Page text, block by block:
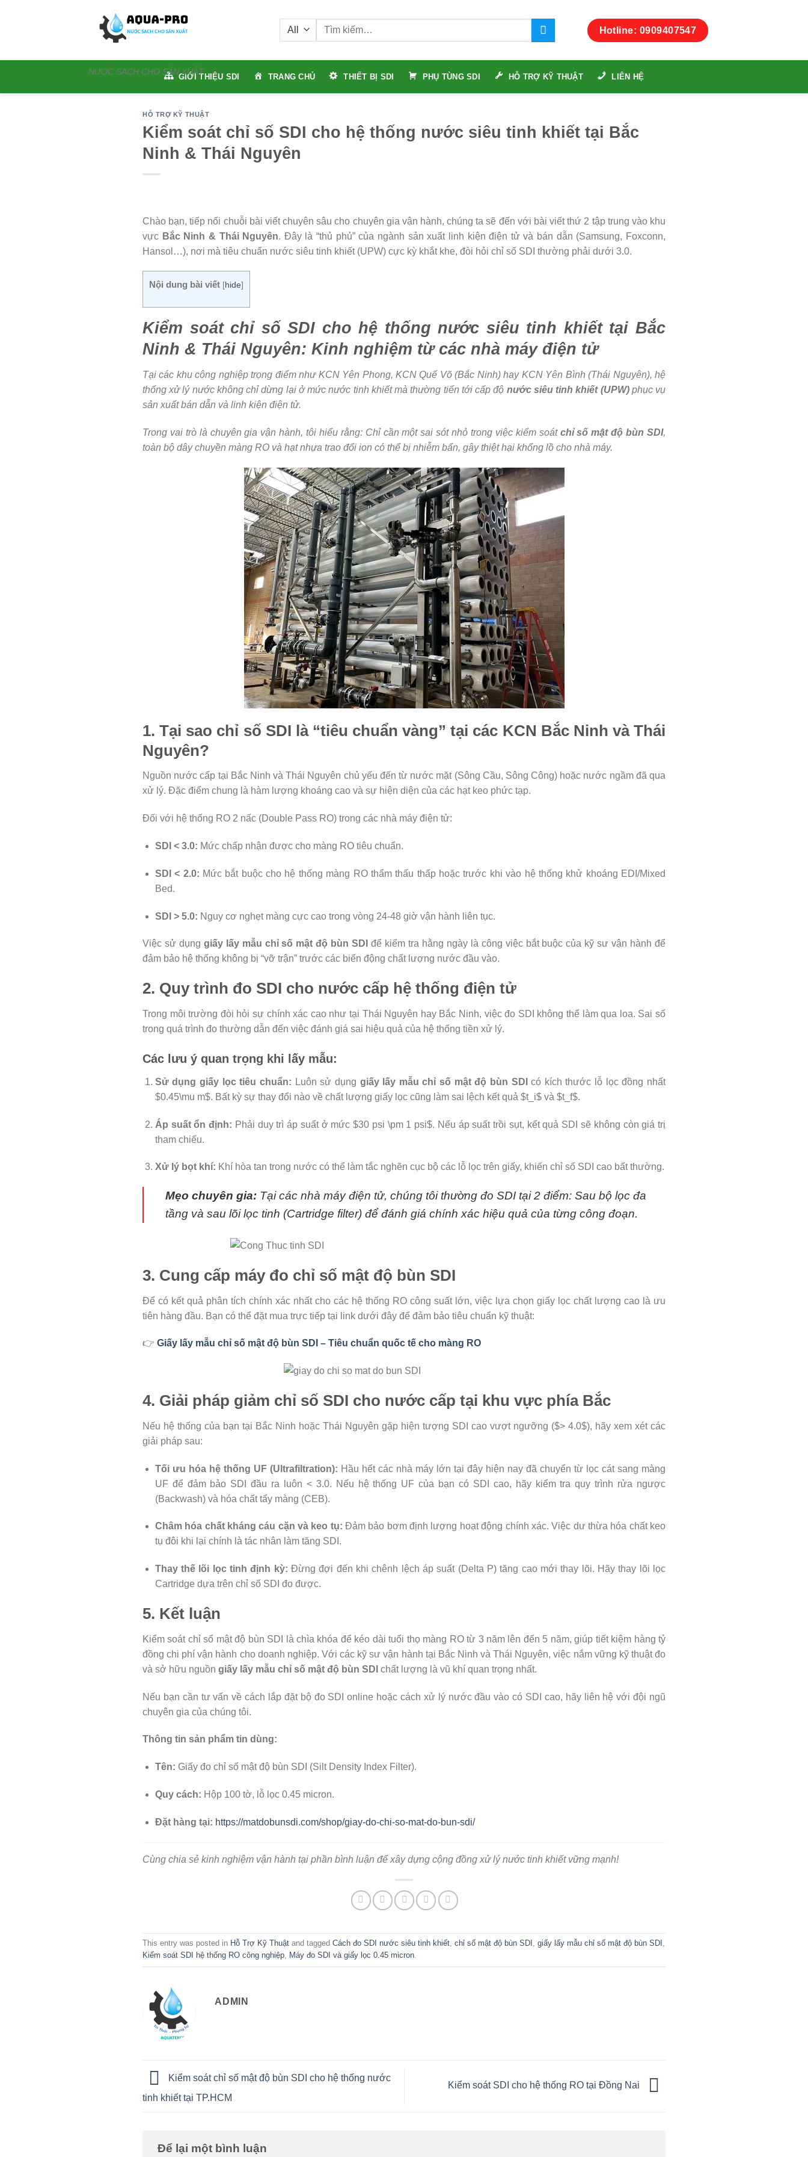
NƯỚC SẠCH CHO SẢN XUẤT
Tìm
Hotline: 0909407547
GIỚI THIỆU SDI TRANG CHỦ THIẾT BỊ SDI PHỤ TÙNG SDI HỖ TRỢ KỸ THUẬT LIÊN HỆ
HỖ TRỢ KỸ THUẬT
Kiểm soát chỉ số SDI cho hệ thống nước siêu tinh khiết tại Bắc
Ninh & Thái Nguyên
Chào bạn, tiếp nối chuỗi bài viết chuyên sâu cho chuyên gia vận hành, chúng ta sẽ đến với bài viết thứ 2 tập trung vào khu
vực Bắc Ninh & Thái Nguyên. Đây là “thủ phủ” của ngành sản xuất linh kiện điện tử và bán dẫn (Samsung, Foxconn,
Hansol…), nơi mà tiêu chuẩn nước siêu tinh khiết (UPW) cực kỳ khắt khe, đòi hỏi chỉ số SDI thường phải dưới 3.0.
Nội dung bài viết [hide]
Kiểm soát chỉ số SDI cho hệ thống nước siêu tinh khiết tại Bắc
Ninh & Thái Nguyên: Kinh nghiệm từ các nhà máy điện tử
Tại các khu công nghiệp trọng điểm như KCN Yên Phong, KCN Quế Võ (Bắc Ninh) hay KCN Yên Bình (Thái Nguyên), hệ
thống xử lý nước không chỉ dừng lại ở mức nước tinh khiết mà thường tiến tới cấp độ nước siêu tinh khiết (UPW)phục vụ
sản xuất bán dẫn và linh kiện điện tử.
Trong vai trò là chuyên gia vận hành, tôi hiểu rằng: Chỉ cần một sai sót nhỏ trong việc kiểm soát chỉ số mật độ bùn SDI,
toàn bộ dây chuyền màng RO và hạt nhựa trao đổi ion có thể bị nhiễm bẩn, gây thiệt hại khổng lồ cho nhà máy.
1. Tại sao chỉ số SDI là “tiêu chuẩn vàng” tại các KCN Bắc Ninh và Thái
Nguyên?
Nguồn nước cấp tại Bắc Ninh và Thái Nguyên chủ yếu đến từ nước mặt (Sông Cầu, Sông Công) hoặc nước ngầm đã qua
xử lý. Đặc điểm chung là hàm lượng khoáng cao và sự hiện diện của các hạt keo phức tạp.
Đối với hệ thống RO 2 nấc (Double Pass RO) trong các nhà máy điện tử:
SDI < 3.0: Mức chấp nhận được cho màng RO tiêu chuẩn.
SDI < 2.0: Mức bắt buộc cho hệ thống màng RO thẩm thấu thấp hoặc trước khi vào hệ thống khử khoáng EDI/Mixed
Bed.
SDI > 5.0: Nguy cơ nghẹt màng cực cao trong vòng 24-48 giờ vận hành liên tục.
Việc sử dụng giấy lấy mẫu chỉ số mật độ bùn SDI để kiểm tra hằng ngày là công việc bắt buộc của kỹ sư vận hành để
đảm bảo hệ thống không bị “vỡ trận” trước các biến động chất lượng nước đầu vào.
2. Quy trình đo SDI cho nước cấp hệ thống điện tử
Trong môi trường đòi hỏi sự chính xác cao như tại Thái Nguyên hay Bắc Ninh, việc đo SDI không thể làm qua loa. Sai số
trong quá trình đo thường dẫn đến việc đánh giá sai hiệu quả của hệ thống tiền xử lý.
Các lưu ý quan trọng khi lấy mẫu:
Sử dụng giấy lọc tiêu chuẩn: Luôn sử dụng giấy lấy mẫu chỉ số mật độ bùn SDI có kích thước lỗ lọc đồng nhất
$0.45\mu m$. Bất kỳ sự thay đổi nào về chất lượng giấy lọc cũng làm sai lệch kết quả $t_i$và $t_f$.
Áp suất ổn định: Phải duy trì áp suất ở mức$30 psi \pm 1 psi$. Nếu áp suất trồi sụt, kết quả SDI sẽ không còn giá trị
tham chiếu.
Xử lý bọt khí: Khí hòa tan trong nước có thể làm tắc nghẽn cục bộ các lỗ lọc trên giấy, khiến chỉ số SDI cao bất thường.
Mẹo chuyên gia: Tại các nhà máy điện tử, chúng tôi thường đo SDI tại 2 điểm: Sau bộ lọc đa
tầng và sau lõi lọc tinh (Cartridge filter) để đánh giá chính xác hiệu quả của từng công đoạn.
3. Cung cấp máy đo chỉ số mật độ bùn SDI
Để có kết quả phân tích chính xác nhất cho các hệ thống RO công suất lớn, việc lựa chọn giấy lọc chất lượng cao là ưu
tiên hàng đầu. Bạn có thể đặt mua trực tiếp tại link dưới đây để đảm bảo tiêu chuẩn kỹ thuật:
👉 Giấy lấy mẫu chỉ số mật độ bùn SDI – Tiêu chuẩn quốc tế cho màng RO
4. Giải pháp giảm chỉ số SDI cho nước cấp tại khu vực phía Bắc
Nếu hệ thống của bạn tại Bắc Ninh hoặc Thái Nguyên gặp hiện tượng SDI cao vượt ngưỡng ($> 4.0$), hãy xem xét các
giải pháp sau:
Tối ưu hóa hệ thống UF (Ultrafiltration): Hầu hết các nhà máy lớn tại đây hiện nay đã chuyển từ lọc cát sang màng
UF để đảm bảo SDI đầu ra luôn < 3.0. Nếu hệ thống UF của bạn có SDI cao, hãy kiểm tra quy trình rửa ngược
(Backwash) và hóa chất tẩy màng (CEB).
Châm hóa chất kháng cáu cặn và keo tụ: Đảm bảo bơm định lượng hoạt động chính xác. Việc dư thừa hóa chất keo
tụ đôi khi lại chính là tác nhân làm tăng SDI.
Thay thế lõi lọc tinh định kỳ: Đừng đợi đến khi chênh lệch áp suất (Delta P) tăng cao mới thay lõi. Hãy thay lõi lọc
Cartridge dựa trên chỉ số SDI đo được.
5. Kết luận
Kiểm soát chỉ số mật độ bùn SDI là chìa khóa để kéo dài tuổi thọ màng RO từ 3 năm lên đến 5 năm, giúp tiết kiệm hàng tỷ
đồng chi phí vận hành cho doanh nghiệp. Với các kỹ sư vận hành tại Bắc Ninh và Thái Nguyên, việc nắm vững kỹ thuật đo
và sở hữu nguồn giấy lấy mẫu chỉ số mật độ bùn SDI chất lượng là vũ khí quan trọng nhất.
Nếu bạn cần tư vấn về cách lắp đặt bộ đo SDI online hoặc cách xử lý nước đầu vào có SDI cao, hãy liên hệ với đội ngũ
chuyên gia của chúng tôi.
Thông tin sản phẩm tin dùng:
Tên: Giấy đo chỉ số mật độ bùn SDI (Silt Density Index Filter).
Quy cách: Hộp 100 tờ, lỗ lọc 0.45 micron.
Đặt hàng tại: https://matdobunsdi.com/shop/giay-do-chi-so-mat-do-bun-sdi/
Cùng chia sẻ kinh nghiệm vận hành tại phần bình luận để xây dựng cộng đồng xử lý nước tinh khiết vững mạnh!
This entry was posted in Hỗ Trợ Kỹ Thuật and tagged Cách đo SDI nước siêu tinh khiết chỉ số mật độ bùn SDI giấy lấy mẫu chỉ số mật độ bùn SDI
Kiểm soát SDI hệ thống RO công nghiệp
Máy đo SDI và giấy lọc 0.45 micron
ADMIN
Kiểm soát chỉ số mật độ bùn SDI cho hệ thống nước
tinh khiết tại TP.HCM
Kiểm soát SDI cho hệ thống RO tại Đồng Nai
Để lại một bình luận